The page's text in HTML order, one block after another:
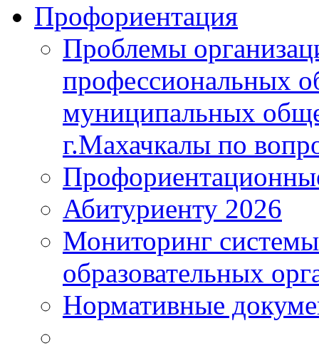
Профориентация
Проблемы
профессиональных
муниципальных
г.Махачкалы по
Абитуриенту 2026
Мониторинг
образовательных
Нормативные